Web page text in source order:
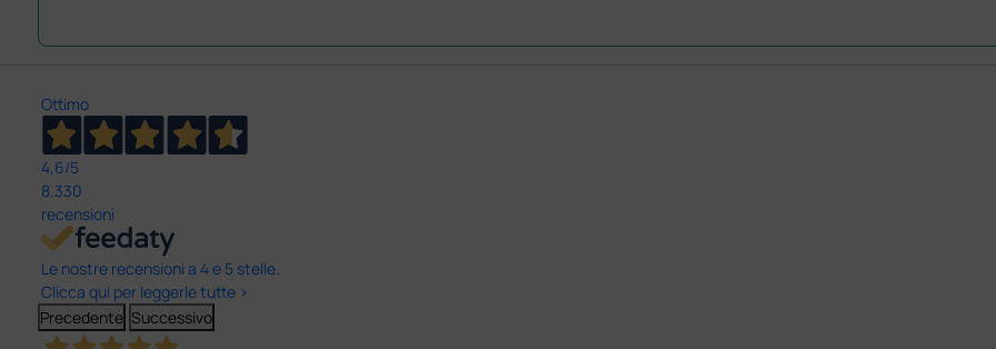
Ottimo
4,6/5
8.330
recensioni
Le nostre recensioni a 4 e 5 stelle.
Clicca qui per leggerle tutte >
Precedente Successivo